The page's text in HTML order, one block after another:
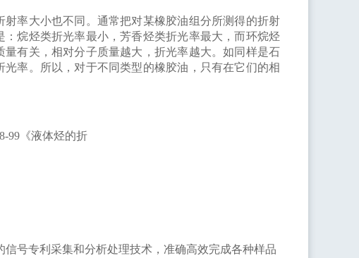
率大小也不同。通常把对某橡胶油组分所测得的折射
烷烃类折光率最小，芳香烃类折光率最大，而环烷烃
有关，相对分子质量越大，折光率越大。如同样是石
率。所以，对于不同类型的橡胶油，只有在它们的相
99 《液体烃的折
信号专利采集和分析处理技术，准确高效完成各种样品